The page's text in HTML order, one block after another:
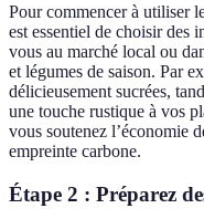
Pour commencer à utiliser
est essentiel de choisir des
vous au marché local ou
et légumes de saison. Par
délicieusement sucrées,
une touche rustique à vos
vous soutenez l’économie
empreinte carbone.
Étape 2 : Préparez